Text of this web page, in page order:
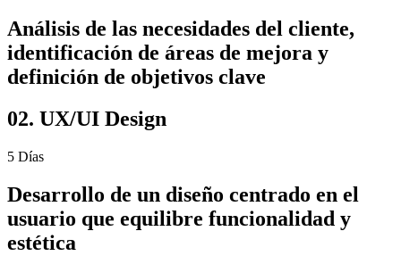
Análisis de las necesidades del cliente,
identificación de áreas de mejora y
definición de objetivos clave
02. UX/UI Design
5 Días
Desarrollo de un diseño centrado en el
usuario que equilibre funcionalidad y
estética